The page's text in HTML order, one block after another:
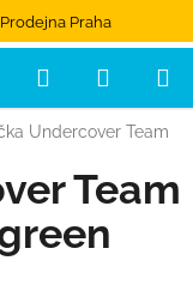
Praha
Hledat
Undercover Team
Team